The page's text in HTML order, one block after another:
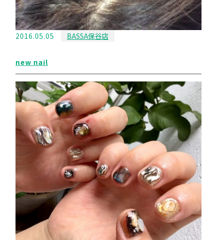
2016.05.05 BASSA保谷店
new nail